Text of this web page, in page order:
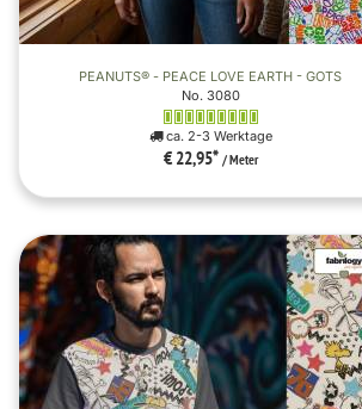
PEANUTS® - PEACE LOVE EARTH - GOTS
No. 3080
ca. 2-3 Werktage
€ 22,95* / Meter